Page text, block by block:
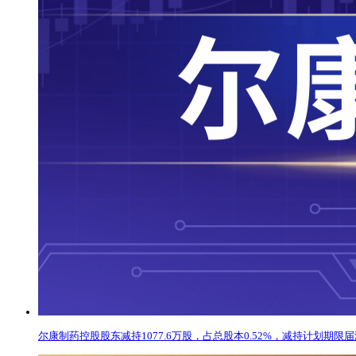
尔康制药控股股东减持1077.6万股，占总股本0.52%，减持计划期限